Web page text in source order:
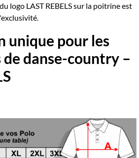
logo LAST REBELS sur la poitrine est
unique pour les
de danse-country –